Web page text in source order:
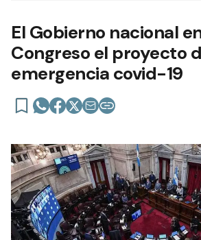
El Gobierno nacional
Congreso el proyecto
emergencia covid-19